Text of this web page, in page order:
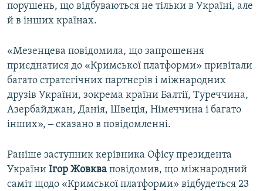
порушень, що відбуваються не тільки в Україні, але
й в інших країнах.
«Мезенцева повідомила, що запрошення
приєднатися до «Кримської платформи» привітали
багато стратегічних партнерів і міжнародних
друзів України, зокрема країни Балтії, Туреччина,
Азербайджан, Данія, Швеція, Німеччина і багато
інших», ‒ сказано в повідомленні.
Раніше заступник керівника Офісу президента
України Ігор Жовква повідомив, що міжнародний
саміт щодо «Кримської платформи» відбудеться 23